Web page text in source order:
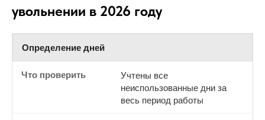
увольнении в 2026 году
Определение дней
Учтены все
неиспользованные дни за
весь период работы